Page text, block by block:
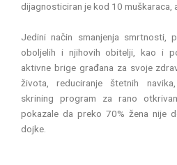
dijagnosticiran je kod 10 muškaraca,
Jedini način smanjenja smrtnosti,
oboljelih i njihovih obitelji, kao i
aktivne brige građana za svoje
života, reduciranje štetnih
skrining program za rano
pokazale da preko 70% žena nije
dojke.